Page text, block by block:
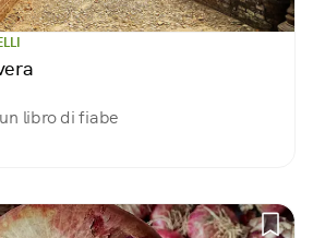
libro di fiabe